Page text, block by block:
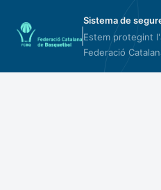
Sistema de
Estem protegint
Federació